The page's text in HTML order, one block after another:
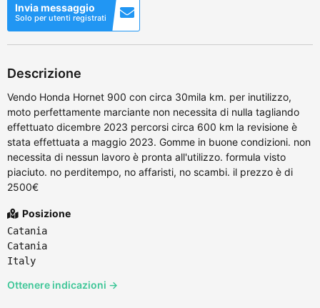
Invia messaggio
Solo per utenti registrati
Descrizione
Vendo Honda Hornet 900 con circa 30mila km. per inutilizzo,
moto perfettamente marciante non necessita di nulla tagliando
effettuato dicembre 2023 percorsi circa 600 km la revisione è
stata effettuata a maggio 2023. Gomme in buone condizioni. non
necessita di nessun lavoro è pronta all'utilizzo. formula visto
piaciuto. no perditempo, no affaristi, no scambi. il prezzo è di
2500€
Posizione
Catania
Catania
Italy
Ottenere indicazioni →